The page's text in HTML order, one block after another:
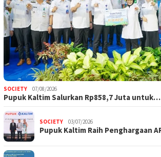
SOCIETY 07/08/2026
Pupuk Kaltim Salurkan Rp858,7 Juta untuk…
SOCIETY 03/07/2026
Pupuk Kaltim Raih Penghargaan